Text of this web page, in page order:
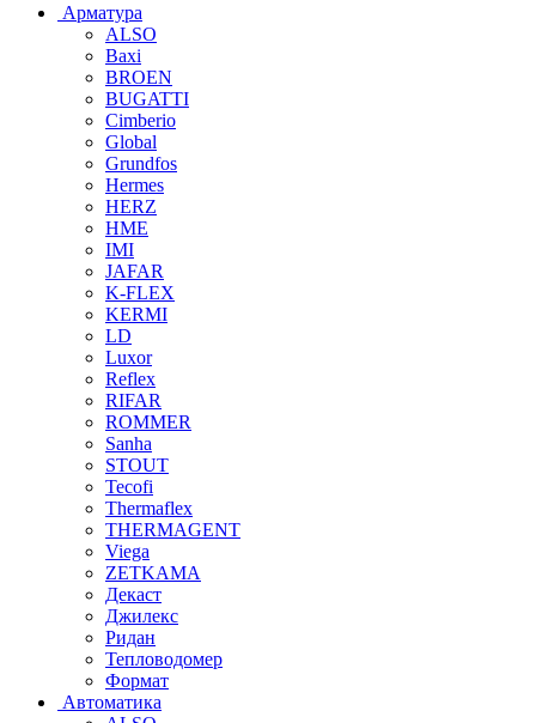
Арматура
ALSO
Baxi
BROEN
BUGATTI
Cimberio
Global
Grundfos
Hermes
HERZ
HME
IMI
JAFAR
K-FLEX
KERMI
LD
Luxor
Reflex
RIFAR
ROMMER
Sanha
STOUT
Tecofi
Thermaflex
THERMAGENT
Viega
ZETKAMA
Декаст
Джилекс
Ридан
Тепловодомер
Формат
Автоматика